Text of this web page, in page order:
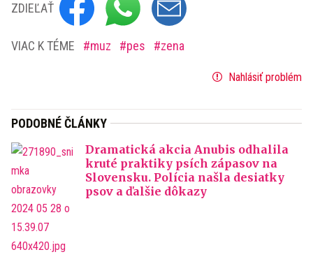
ZDIEĽAŤ
VIAC K TÉME muz pes zena
Nahlásiť problém
PODOBNÉ ČLÁNKY
Dramatická akcia Anubis odhalila
kruté praktiky psích zápasov na
Slovensku. Polícia našla desiatky
psov a ďalšie dôkazy